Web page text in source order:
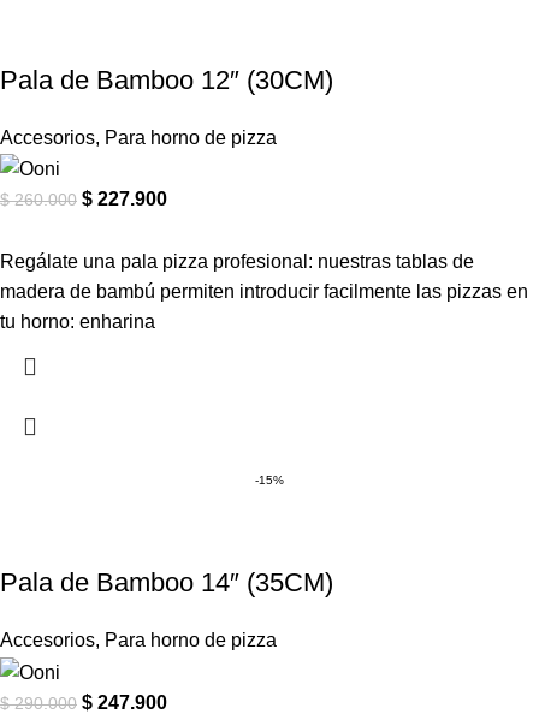
Pala de Bamboo 12″ (30CM)
Accesorios, Para horno de pizza
$260.000 $ 227.900
Regálate una pala pizza profesional: nuestras tablas de
madera de bambú permiten introducir facilmente las pizzas en
tu horno: enharina
-15%
Pala de Bamboo 14″ (35CM)
Accesorios, Para horno de pizza
$290.000 $ 247.900